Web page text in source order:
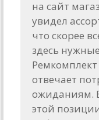
на сайт
увидел
что скорее
здесь
отвечает
ожиданиям.
этой